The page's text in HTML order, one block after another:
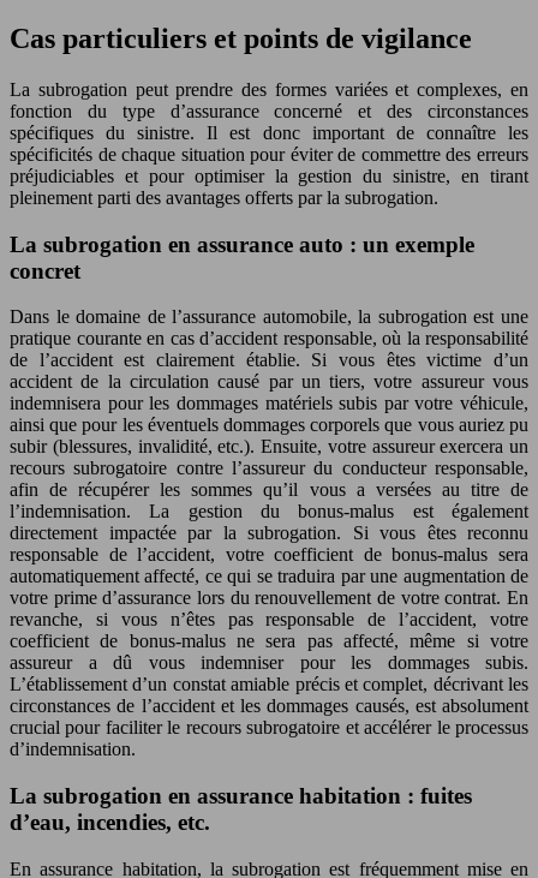
Cas particuliers et points de vigilance
La subrogation peut prendre des formes variées et complexes, en
fonction du type d’assurance concerné et des circonstances
spécifiques du sinistre. Il est donc important de connaître les
spécificités de chaque situation pour éviter de commettre des erreurs
préjudiciables et pour optimiser la gestion du sinistre, en tirant
pleinement parti des avantages offerts par la subrogation.
La subrogation en assurance auto : un exemple
concret
Dans le domaine de l’assurance automobile, la subrogation est une
pratique courante en cas d’accident responsable, où la responsabilité
de l’accident est clairement établie. Si vous êtes victime d’un
accident de la circulation causé par un tiers, votre assureur vous
indemnisera pour les dommages matériels subis par votre véhicule,
ainsi que pour les éventuels dommages corporels que vous auriez pu
subir (blessures, invalidité, etc.). Ensuite, votre assureur exercera un
recours subrogatoire contre l’assureur du conducteur responsable,
afin de récupérer les sommes qu’il vous a versées au titre de
l’indemnisation. La gestion du bonus-malus est également
directement impactée par la subrogation. Si vous êtes reconnu
responsable de l’accident, votre coefficient de bonus-malus sera
automatiquement affecté, ce qui se traduira par une augmentation de
votre prime d’assurance lors du renouvellement de votre contrat. En
revanche, si vous n’êtes pas responsable de l’accident, votre
coefficient de bonus-malus ne sera pas affecté, même si votre
assureur a dû vous indemniser pour les dommages subis.
L’établissement d’un constat amiable précis et complet, décrivant les
circonstances de l’accident et les dommages causés, est absolument
crucial pour faciliter le recours subrogatoire et accélérer le processus
d’indemnisation.
La subrogation en assurance habitation : fuites
d’eau, incendies, etc.
En assurance habitation, la subrogation est fréquemment mise en